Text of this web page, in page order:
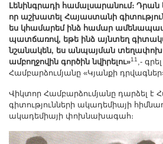
Լենինգրադի համալսարանում։
որ աշխատել Հայաստանի
ես կհամարեմ ինձ համար
պատճառով, եթե ինձ այնտեղ
նշանակեն, ես անպայման
ամբողջովին գործին նվիրելու»11 ,-
Համբարձումյանը «Կյանքի
Վիկտոր Համբարձումյանը դարձել է
գիտությունների ակադեմիայի
ակադեմիայի փոխնախագահ։